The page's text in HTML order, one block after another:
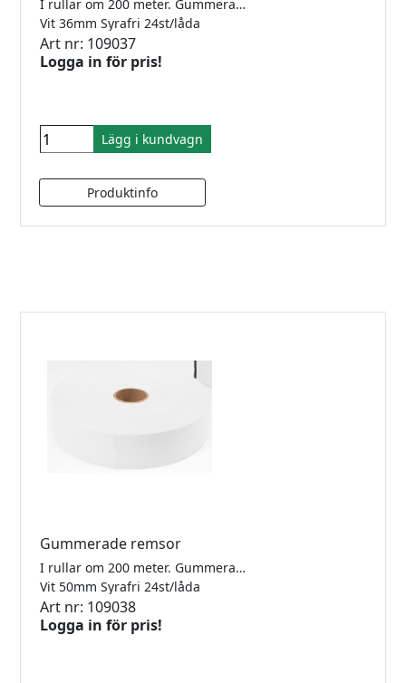
I rullar om 200 meter. Gummerade med smak och luktfritt växtlim.
Vit 36mm Syrafri 24st/låda
Art nr: 109037
Logga in för pris!
Lägg i kundvagn
Gummerade remsor
I rullar om 200 meter. Gummerade med smak och luktfritt växtlim.
Vit 50mm Syrafri 24st/låda
Art nr: 109038
Logga in för pris!